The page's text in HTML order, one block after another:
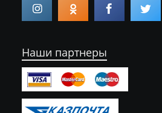
Наши партнеры